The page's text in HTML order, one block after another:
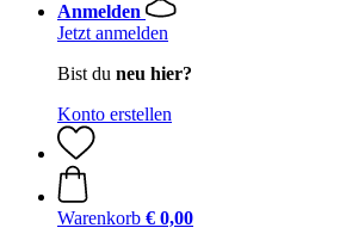
Anmelden
Jetzt anmelden
Bist du neu hier?
Konto erstellen
Warenkorb € 0,00